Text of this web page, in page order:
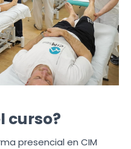
curso?
presencial en CIM